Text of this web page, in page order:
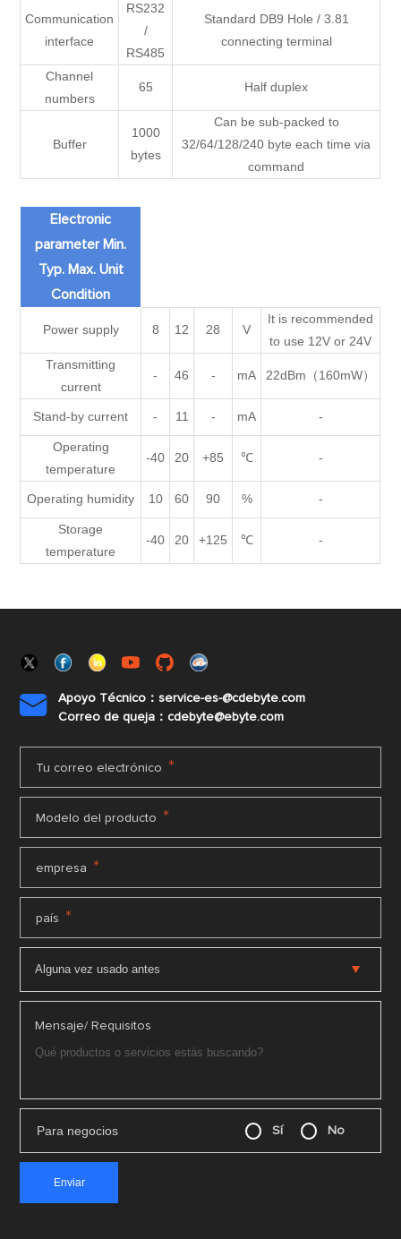
Communication
interface
RS232
/
RS485
Standard DB9 Hole / 3.81
connecting terminal
Channel
numbers
65 Half duplex
Buffer
1000
bytes
Can be sub-packed to
32/64/128/240 byte each time via
command
Electronic
parameter Min.
Typ. Max. Unit
Condition
Power supply 8 12 28 V
It is recommended
to use 12V or 24V
Transmitting
current
- 46 - mA 22dBm（160mW）
Stand-by current - 11 - mA -
Operating
temperature
-40 20 +85 ℃ -
Operating humidity 10 60 90 % -
Storage
temperature
-40 20 +125 ℃ -

Apoyo Técnico：service-es-@cdebyte.com
Correo de queja：cdebyte@ebyte.com
Tu correo electrónico *
Modelo del producto *
empresa *
país *
Mensaje/ Requisitos
Para negocios Sí No